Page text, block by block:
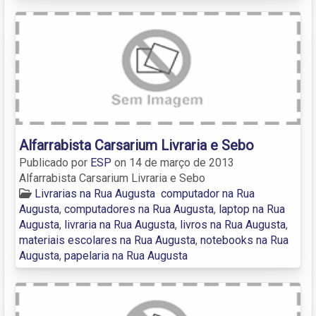
Alfarrabista Carsarium Livraria e Sebo
Publicado por ESP on 14 de março de 2013
Alfarrabista Carsarium Livraria e Sebo
Livrarias na Rua Augusta computador na Rua
Augusta, computadores na Rua Augusta, laptop na Rua
Augusta, livraria na Rua Augusta, livros na Rua Augusta,
materiais escolares na Rua Augusta, notebooks na Rua
Augusta, papelaria na Rua Augusta